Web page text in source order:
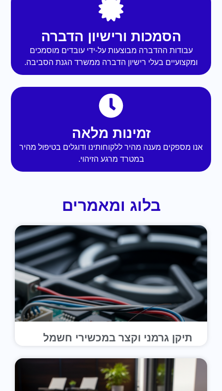
הסמכות ורישיון הדברה
עבודות ההדברה מבוצעות על-ידי עובדים מוסמכים
ומקצועיים בעלי רישיון הדברה ממשרד הגנת הסביבה.
זמינות מלאה
אנו מספקים מענה מהיר ללקוחותינו ודוגלים בטיפול מהיר
במטרד מרגע הזיהוי.
בלוג ומאמרים
תיקן גרמני וקצר במכשירי חשמל